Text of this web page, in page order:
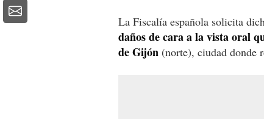
La Fiscalía española solicita
daños de cara a la vista oral
de Gijón (norte), ciudad donde